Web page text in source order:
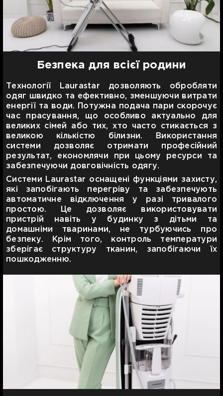
Безпека для всієї родини
Технології Laurastar дозволяють обробляти
одяг швидко та ефективно, зменшуючи витрати
енергії та води. Потужна подача пари скорочує
час прасування, що особливо актуально для
великих сімей або тих, хто часто стикається з
великою кількістю білизни. Використання
системи дозволяє отримати професійний
результат, економлячи при цьому ресурси та
забезпечуючи довговічність одягу.
Системи Laurastar оснащені функціями захисту,
які запобігають перегріву та забезпечують
автоматичне відключення у разі тривалого
простою. Це дозволяє використовувати
пристрій навіть у будинку з дітьми та
домашніми тваринами, не турбуючись про
безпеку. Крім того, контроль температури
зберігає структуру тканин, запобігаючи їх
пошкодженню.